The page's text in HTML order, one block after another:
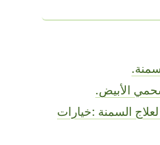
الأبيض.
السمنة :خيارات